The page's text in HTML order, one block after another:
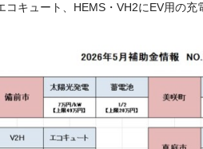
コキュート、HEMS・VH2にEV用の